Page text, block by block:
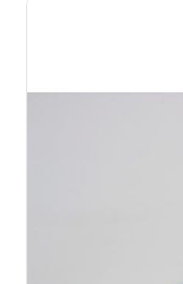
Passer